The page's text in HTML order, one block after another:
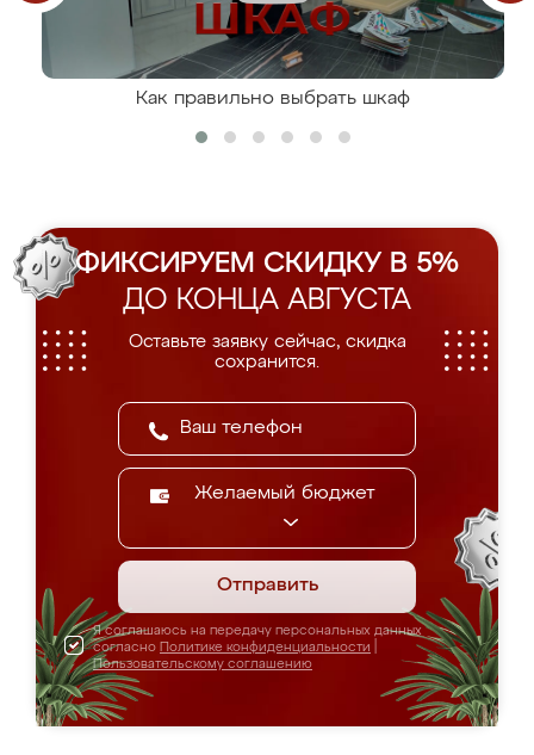
Как правильно выбрать шкаф
ФИКСИРУЕМ СКИДКУ В 5%
ДО КОНЦА АВГУСТА
Оставьте заявку сейчас, скидка
сохранится.
Желаемый бюджет
Отправить
Я соглашаюсь на передачу персональных данных
согласно Политике конфиденциальности
Пользовательскому соглашению